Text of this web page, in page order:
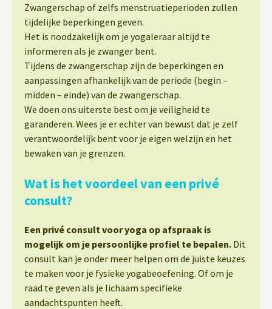
Zwangerschap of zelfs menstruatieperioden zullen
tijdelijke beperkingen geven.
Het is noodzakelijk om je yogaleraar altijd te
informeren als je zwanger bent.
Tijdens de zwangerschap zijn de beperkingen en
aanpassingen afhankelijk van de periode (begin –
midden – einde) van de zwangerschap.
We doen ons uiterste best om je veiligheid te
garanderen. Wees je er echter van bewust dat je zelf
verantwoordelijk bent voor je eigen welzijn en het
bewaken van je grenzen.
Wat is het voordeel van een privé
consult?
Een privé consult voor yoga op afspraak is
mogelijk om je persoonlijke profiel te bepalen. Dit
consult kan je onder meer helpen om de juiste keuzes
te maken voor je fysieke yogabeoefening. Of om je
raad te geven als je lichaam specifieke
aandachtspunten heeft.